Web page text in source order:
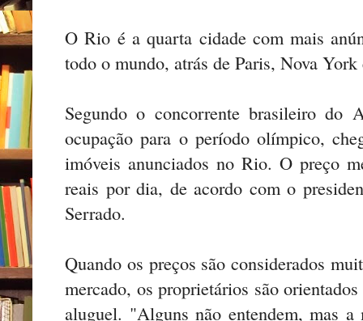
O Rio é a quarta cidade com mais
todo o mundo, atrás de Paris, Nova
Segundo o concorrente brasileiro do
ocupação para o período olímpico,
imóveis anunciados no Rio. O preço
reais por dia, de acordo com o
Serrado.
Quando os preços são considerados
mercado, os proprietários são
aluguel. "Alguns não entendem, mas